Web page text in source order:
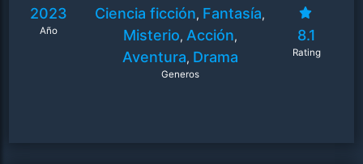
2023
Año
Ciencia ficción, Fantasía,
Misterio, Acción,
Aventura, Drama
Generos
8.1
Rating